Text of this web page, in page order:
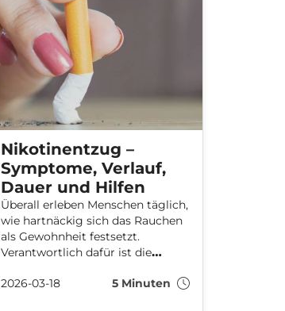
Nikotinentzug –
Symptome, Verlauf,
Dauer und Hilfen
Überall erleben Menschen täglich,
wie hartnäckig sich das Rauchen
als Gewohnheit festsetzt.
Verantwortlich dafür ist die
von Nikotin. Wir erklären, wie ein
2026-03-18 5 Minuten